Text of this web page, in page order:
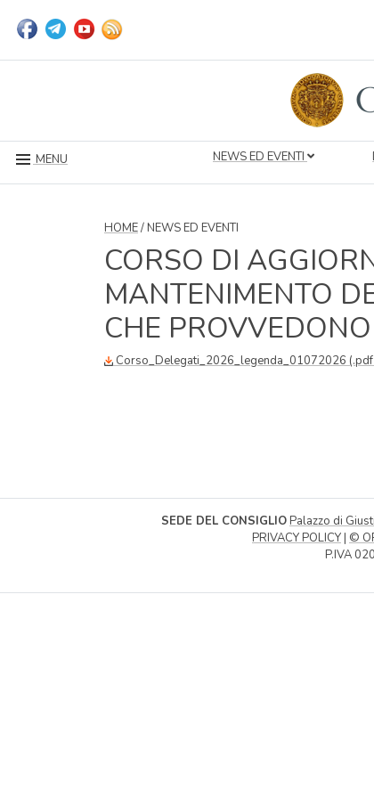
MENU NEWS ED EVENTI
HOME/ NEWS ED EVENTI
CORSO DI
MANTENIMENTO
CHE
Corso_Delegati_2026_legenda_01072026 (.pdf
SEDE DEL CONSIGLIOPalazzo di
PRIVACY POLICY| ©
P.IVA